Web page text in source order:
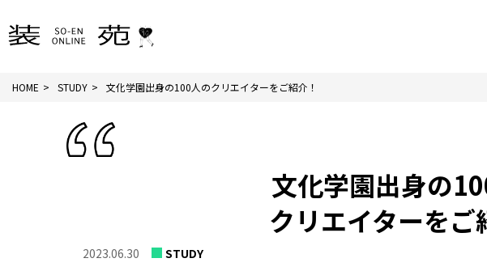
HOME STUDY 文化学園出身の100人のクリエイターをご紹介！
文化学園出身の
クリエイターをご
2023.06.30 STUDY